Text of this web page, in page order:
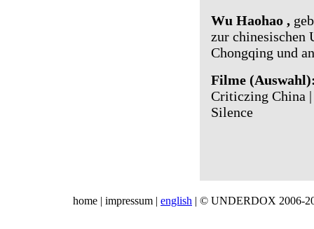
Wu Haohao,
zur chinesischen
Chongqing und
Filme
Criticzing China |
Silence
home | impressum | english | © UNDERDOX 2006-